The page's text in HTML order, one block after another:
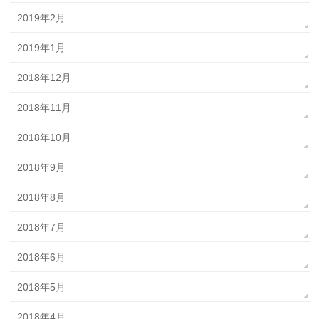
2019年2月
2019年1月
2018年12月
2018年11月
2018年10月
2018年9月
2018年8月
2018年7月
2018年6月
2018年5月